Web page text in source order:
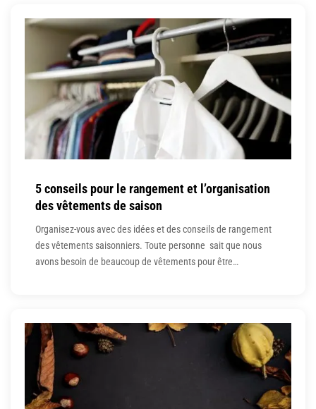
5 conseils pour le rangement et l’organisation
des vêtements de saison
Organisez-vous avec des idées et des conseils de rangement
des vêtements saisonniers. Toute personne sait que nous
avons besoin de beaucoup de vêtements pour être
saisonnier des vêtements